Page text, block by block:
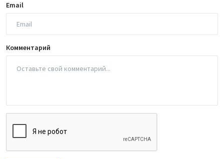
Email
Комментарий